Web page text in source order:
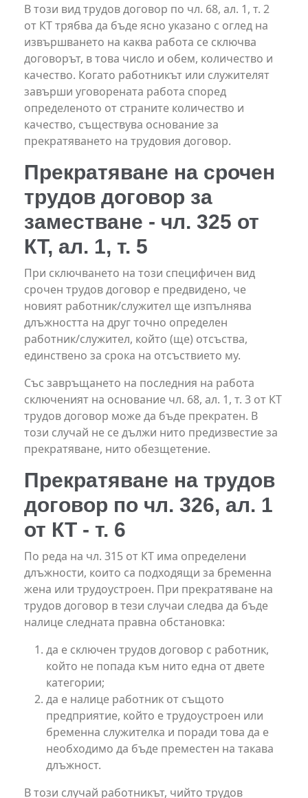
В този вид трудов договор по чл. 68, ал. 1, т. 2
от КТ трябва да бъде ясно указано с оглед на
извършването на каква работа се сключва
договорът, в това число и обем, количество и
качество. Когато работникът или служителят
завърши уговорената работа според
определеното от страните количество и
качество, съществува основание за
прекратяването на трудовия договор.
Прекратяване на срочен
трудов договор за
заместване - чл. 325 от
КТ, ал. 1, т. 5
При сключването на този специфичен вид
срочен трудов договор е предвидено, че
новият работник/служител ще изпълнява
длъжността на друг точно определен
работник/служител, който (ще) отсъства,
единствено за срока на отсъствието му.
Със завръщането на последния на работа
сключеният на основание чл. 68, ал. 1, т. 3 от КТ
трудов договор може да бъде прекратен. В
този случай не се дължи нито предизвестие за
прекратяване, нито обезщетение.
Прекратяване на трудов
договор по чл. 326, ал. 1
от КТ - т. 6
По реда на чл. 315 от КТ има определени
длъжности, които са подходящи за бременна
жена или трудоустроен. При прекратяване на
трудов договор в тези случаи следва да бъде
налице следната правна обстановка:
да е сключен трудов договор с работник,
който не попада към нито една от двете
категории;
да е налице работник от същото
предприятие, който е трудоустроен или
бременна служителка и поради това да е
необходимо да бъде преместен на такава
длъжност.
В този случай работникът, чийто трудов